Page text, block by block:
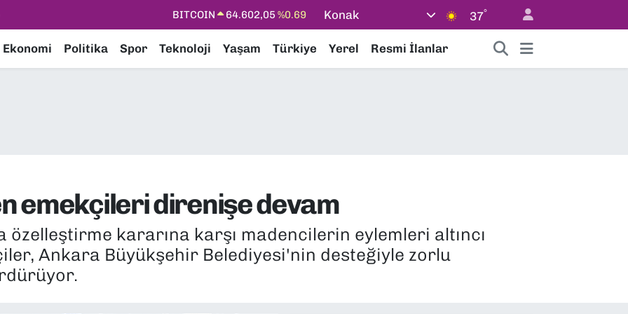
DOLAR 47,5986%0.06
STERLİN
64,2438%0.21
Konak 37°
Ekonomi Politika Spor Teknoloji Yaşam Türkiye Yerel Resmi İlanlar
emekçileri direnişe devam
özelleştirme kararına karşı madencilerin eylemleri altıncı
Ankara Büyükşehir Belediyesi'nin desteğiyle zorlu